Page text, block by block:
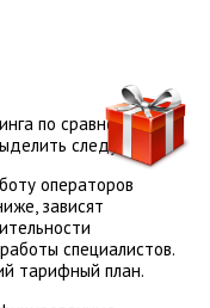
по сравнению с
следующее:
операторов
зависят
специалистов.
тарифный план.